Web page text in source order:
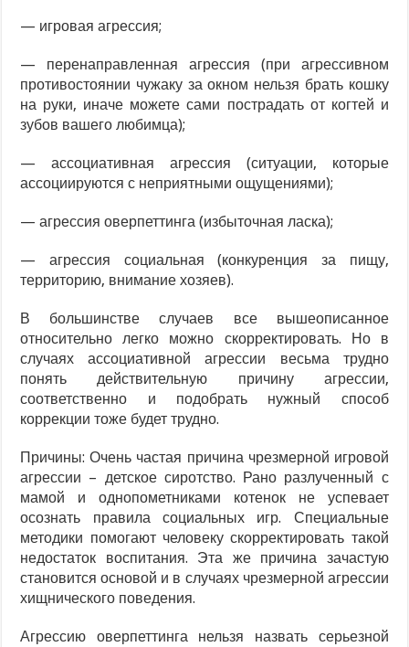
— игровая агрессия;
— перенаправленная агрессия (при агрессивном
противостоянии чужаку за окном нельзя брать кошку
на руки, иначе можете сами пострадать от когтей и
зубов вашего любимца);
— ассоциативная агрессия (ситуации, которые
ассоциируются с неприятными ощущениями);
— агрессия оверпеттинга (избыточная ласка);
— агрессия социальная (конкуренция за пищу,
территорию, внимание хозяев).
В большинстве случаев все вышеописанное
относительно легко можно скорректировать. Но в
случаях ассоциативной агрессии весьма трудно
понять действительную причину агрессии,
соответственно и подобрать нужный способ
коррекции тоже будет трудно.
Причины: Очень частая причина чрезмерной игровой
агрессии – детское сиротство. Рано разлученный с
мамой и однопометниками котенок не успевает
осознать правила социальных игр. Специальные
методики помогают человеку скорректировать такой
недостаток воспитания. Эта же причина зачастую
становится основой и в случаях чрезмерной агрессии
хищнического поведения.
Агрессию оверпеттинга нельзя назвать серьезной